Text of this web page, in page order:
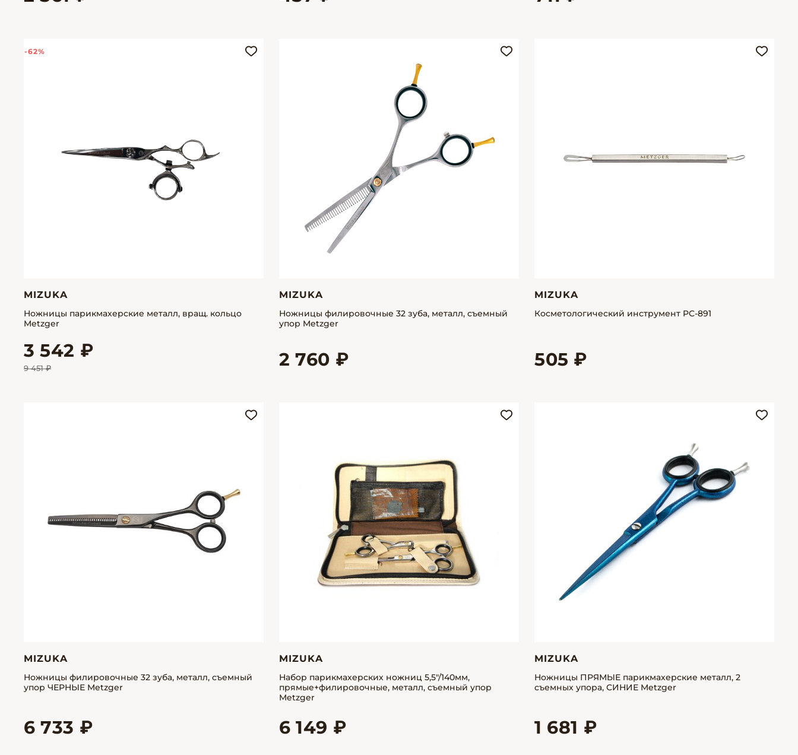
-62%
MIZUKA
Ножницы парикмахерские металл, вращ. кольцо
Metzger
3 542 ₽
9 451 ₽
MIZUKA
Ножницы филировочные 32 зуба, металл, съемный
упор Metzger
2 760 ₽
MIZUKA
Косметологический инструмент PC-891
505 ₽
MIZUKA
Ножницы филировочные 32 зуба, металл, съемный
упор ЧЕРНЫЕ Metzger
6 733 ₽
MIZUKA
Набор парикмахерских ножниц 5,5"/140мм,
прямые+филировочные, металл, съемный упор
Metzger
6 149 ₽
MIZUKA
Ножницы ПРЯМЫЕ парикмахерские металл, 2
съемных упора, СИНИЕ Metzger
1 681 ₽